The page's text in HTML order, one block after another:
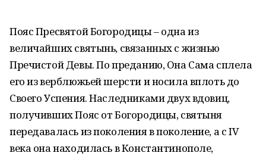
Пояс Пресвятой Богородицы – одна из
величайших святынь, связанных с жизнью
Пречистой Девы. По преданию, Она Сама сплела
его из верблюжьей шерсти и носила вплоть до
Своего Успения. Наследниками двух вдовиц,
получивших Пояс от Богородицы, святыня
передавалась из поколения в поколение, а с IV
века она находилась в Константинополе,